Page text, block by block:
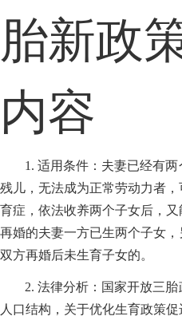
胎新政
内容
1. 适用条件：夫妻已经有
残儿，无法成为正常劳动力者
育症，依法收养两个子女后，
再婚的夫妻一方已生两个子女
双方再婚后未生育子女的。
2. 法律分析：国家开放三
人口结构，关于优化生育政策